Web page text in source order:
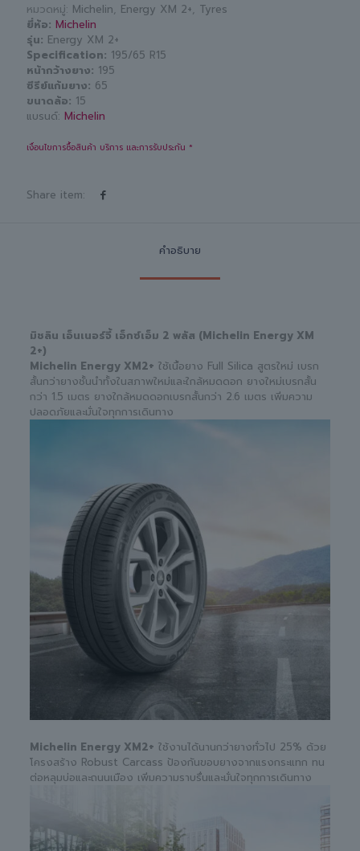
หมวดหมู่: Michelin, Energy XM 2+, Tyres
ยี่ห้อ Michelin
รุ่น Energy XM 2+
Specification 195/65 R15
หน้ากว้างยาง 195
ซีรีย์แก้มยาง 65
ขนาดล้อ 15
แบรนด์: Michelin
เงื่อนไขการซื้อสินค้า บริการ และการรับประกัน *
Share item:
คำอธิบาย
มิชลิน เอ็นเนอร์จี้ เอ็กซ์เอ็ม 2 พลัส (Michelin Energy XM
2+)
Michelin Energy XM2+ ใช้เนื้อยาง Full Silica สูตรใหม่ เบรก
สั้นกว่ายางชั้นนำทั้งในสภาพใหม่และใกล้หมดดอก ยางใหม่เบรกสั้น
กว่า 1.5 เมตร ยางใกล้หมดดอกเบรกสั้นกว่า 2.6 เมตร เพิ่มความ
ปลอดภัยและมั่นใจทุกการเดินทาง
Michelin Energy XM2+ ใช้งานได้นานกว่ายางทั่วไป 25% ด้วย
โครงสร้าง Robust Carcass ป้องกันขอบยางจากแรงกระแทก ทน
ต่อหลุมบ่อและถนนเมือง เพิ่มความราบรื่นและมั่นใจทุกการเดินทาง